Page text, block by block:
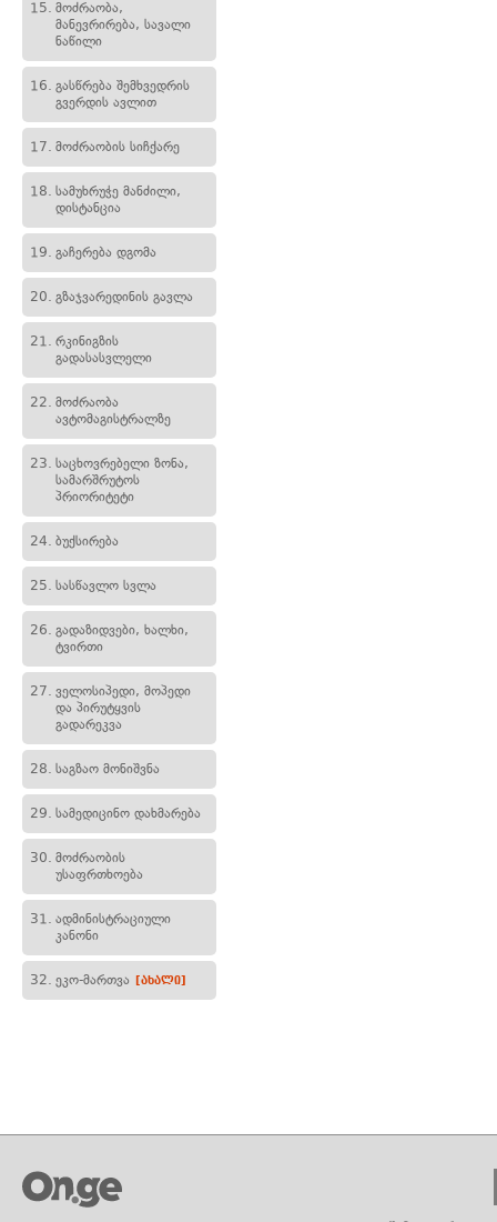
15. მოძრაობა,
მანევრირება, სავალი
ნაწილი
16. გასწრება შემხვედრის
გვერდის ავლით
17. მოძრაობის სიჩქარე
18. სამუხრუჭე მანძილი,
დისტანცია
19. გაჩერება დგომა
20. გზაჯვარედინის გავლა
21. რკინიგზის
გადასასვლელი
22. მოძრაობა
ავტომაგისტრალზე
23. საცხოვრებელი ზონა,
სამარშრუტოს
პრიორიტეტი
24. ბუქსირება
25. სასწავლო სვლა
26. გადაზიდვები, ხალხი,
ტვირთი
27. ველოსიპედი, მოპედი
და პირუტყვის
გადარეკვა
28. საგზაო მონიშვნა
29. სამედიცინო დახმარება
30. მოძრაობის
უსაფრთხოება
31. ადმინისტრაციული
კანონი
32. ეკო-მართვა [ახალი]